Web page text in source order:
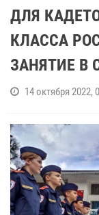
ДЛЯ
КЛАССА
ЗАНЯТИЕ В
14 октября 2022,